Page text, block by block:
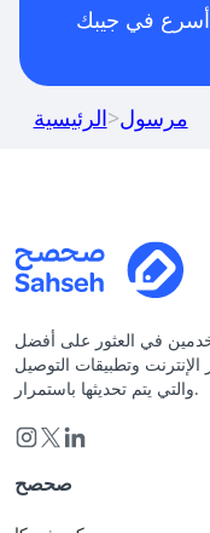
أسرع في جيبك
الرئيسية>مرسول
في العثور على أفضل
الإنترنت وتطبيقات التوصيل
والتي يتم تحديثها باستمرار.
صحصح